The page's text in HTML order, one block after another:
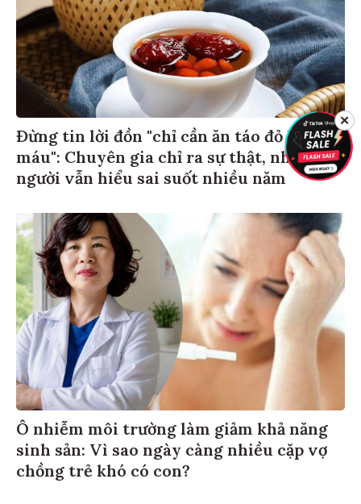
Đừng tin lời đồn "chỉ cần ăn táo đỏ là bổ
máu": Chuyên gia chỉ ra sự thật, nhiều
người vẫn hiểu sai suốt nhiều năm
Ô nhiễm môi trường làm giảm khả năng
sinh sản: Vì sao ngày càng nhiều cặp vợ
chồng trẻ khó có con?
✕